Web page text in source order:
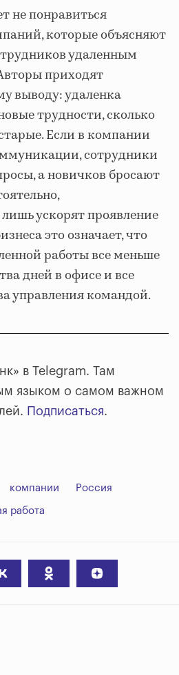
не понравиться
которые объясняют
удаленным
приходят
выводу: удаленка
трудности, сколько
Если в компании
сотрудники
а новичков бросают
ускорят проявление
это означает, что
работы все меньше
дней в офисе и все
управления командой.
в Telegram. Там
языком о самом важном
Подписаться.
компании Россия
работа